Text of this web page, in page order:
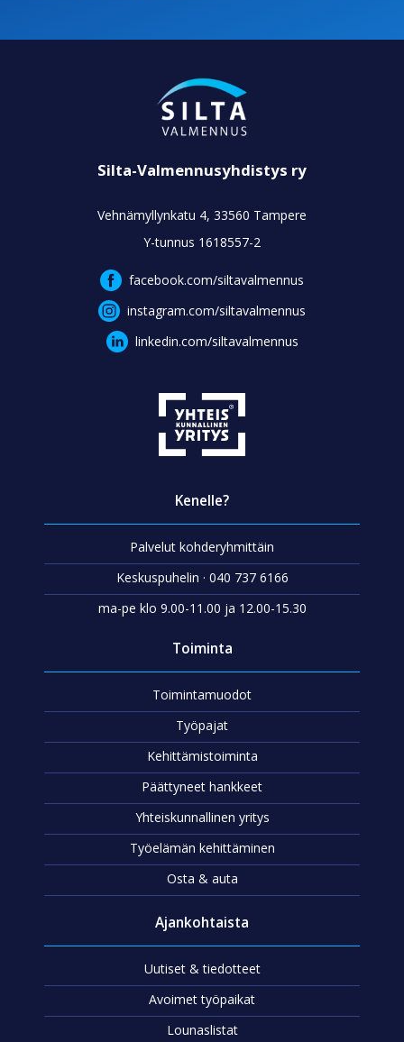
Silta-Valmennusyhdistys ry
Vehnämyllynkatu 4, 33560 Tampere
Y-tunnus 1618557-2
facebook.com/siltavalmennus
instagram.com/siltavalmennus
linkedin.com/siltavalmennus
Kenelle?
Palvelut kohderyhmittäin
Keskuspuhelin · 040 737 6166
ma-pe klo 9.00-11.00 ja 12.00-15.30
Toiminta
Toimintamuodot
Työpajat
Kehittämistoiminta
Päättyneet hankkeet
Yhteiskunnallinen yritys
Työelämän kehittäminen
Osta & auta
Ajankohtaista
Uutiset & tiedotteet
Avoimet työpaikat
Lounaslistat